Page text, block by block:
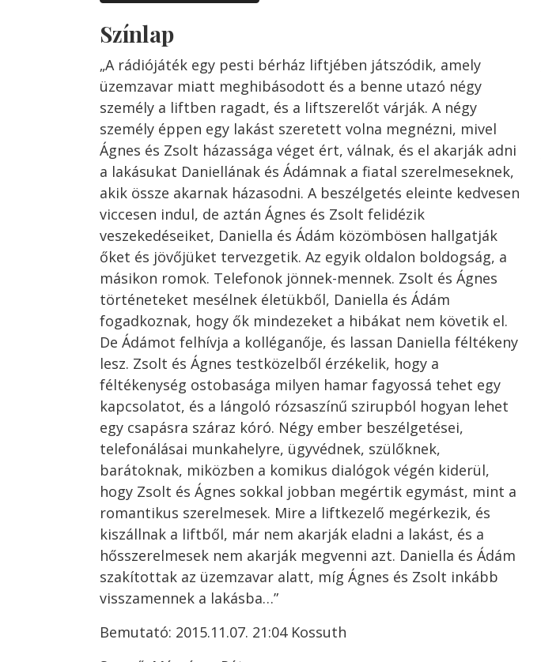
Színlap
„A rádiójáték egy pesti bérház liftjében játszódik, amely
üzemzavar miatt meghibásodott és a benne utazó négy
személy a liftben ragadt, és a liftszerelőt várják. A négy
személy éppen egy lakást szeretett volna megnézni, mivel
Ágnes és Zsolt házassága véget ért, válnak, és el akarják adni
a lakásukat Daniellának és Ádámnak a fiatal szerelmeseknek,
akik össze akarnak házasodni. A beszélgetés eleinte kedvesen
viccesen indul, de aztán Ágnes és Zsolt felidézik
veszekedéseiket, Daniella és Ádám közömbösen hallgatják
őket és jövőjüket tervezgetik. Az egyik oldalon boldogság, a
másikon romok. Telefonok jönnek-mennek. Zsolt és Ágnes
történeteket mesélnek életükből, Daniella és Ádám
fogadkoznak, hogy ők mindezeket a hibákat nem követik el.
De Ádámot felhívja a kolléganője, és lassan Daniella féltékeny
lesz. Zsolt és Ágnes testközelből érzékelik, hogy a
féltékenység ostobasága milyen hamar fagyossá tehet egy
kapcsolatot, és a lángoló rózsaszínű szirupból hogyan lehet
egy csapásra száraz kóró. Négy ember beszélgetései,
telefonálásai munkahelyre, ügyvédnek, szülőknek,
barátoknak, miközben a komikus dialógok végén kiderül,
hogy Zsolt és Ágnes sokkal jobban megértik egymást, mint a
romantikus szerelmesek. Mire a liftkezelő megérkezik, és
kiszállnak a liftből, már nem akarják eladni a lakást, és a
hősszerelmesek nem akarják megvenni azt. Daniella és Ádám
szakítottak az üzemzavar alatt, míg Ágnes és Zsolt inkább
visszamennek a lakásba…”
Bemutató: 2015.11.07. 21:04 Kossuth